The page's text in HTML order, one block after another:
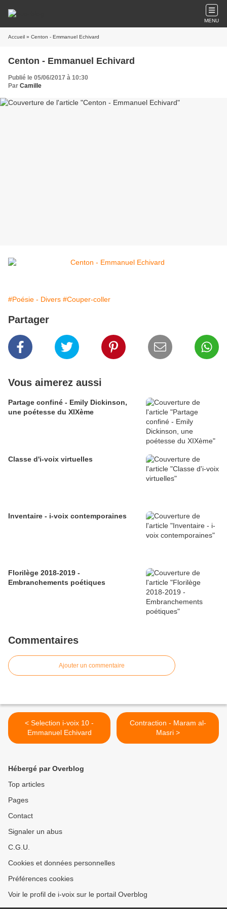
MENU
Accueil » Centon - Emmanuel Echivard
Centon - Emmanuel Echivard
Publié le 05/06/2017 à 10:30
Par Camille
#Poésie - Divers #Couper-coller
Partager
Vous aimerez aussi
Partage confiné - Emily Dickinson,
une poétesse du XIXème
Classe d'i-voix virtuelles
Inventaire - i-voix contemporaines
Florilège 2018-2019 -
Embranchements poétiques
Commentaires
Ajouter un commentaire
< Selection i-voix 10 -
Emmanuel Echivard
Contraction - Maram al-
Masri >
Hébergé par Overblog
Top articles
Pages
Contact
Signaler un abus
C.G.U.
Cookies et données personnelles
Préférences cookies
Voir le profil de i-voix sur le portail Overblog